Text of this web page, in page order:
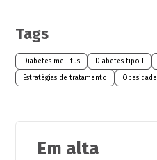
Tags
Diabetes mellitus Diabetes tipo I
Estratégias de tratamento
Obesidade
Em alta